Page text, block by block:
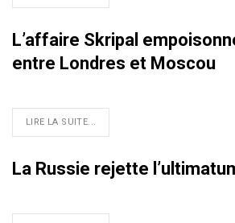
L’affaire Skripal
entre Londres et Moscou
LIRE LA SUITE...
La Russie rejette